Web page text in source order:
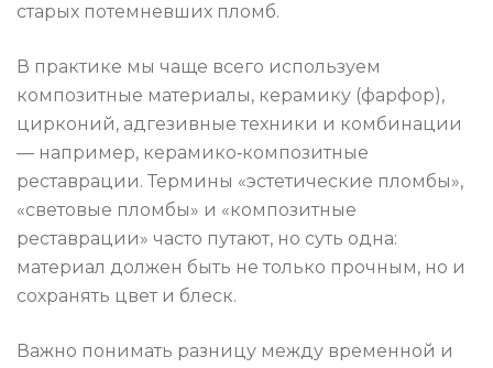
старых потемневших пломб.
В практике мы чаще всего используем
композитные материалы, керамику (фарфор),
цирконий, адгезивные техники и комбинации
— например, керамико‑композитные
реставрации. Термины «эстетические пломбы»,
«световые пломбы» и «композитные
реставрации» часто путают, но суть одна:
материал должен быть не только прочным, но и
сохранять цвет и блеск.
Важно понимать разницу между временной и